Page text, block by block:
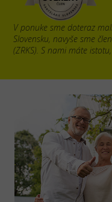
V ponuke sme doteraz
Slovensku, navyše sme
(ZRKS). S nami máte